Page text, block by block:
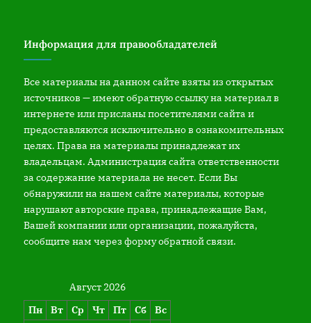
Информация для правообладателей
Все материалы на данном сайте взяты из открытых
источников — имеют обратную ссылку на материал в
интернете или присланы посетителями сайта и
предоставляются исключительно в ознакомительных
целях. Права на материалы принадлежат их
владельцам. Администрация сайта ответственности
за содержание материала не несет. Если Вы
обнаружили на нашем сайте материалы, которые
нарушают авторские права, принадлежащие Вам,
Вашей компании или организации, пожалуйста,
сообщите нам через форму обратной связи.
Август 2026
Пн
Вт Ср Чт Пт Сб
Вс